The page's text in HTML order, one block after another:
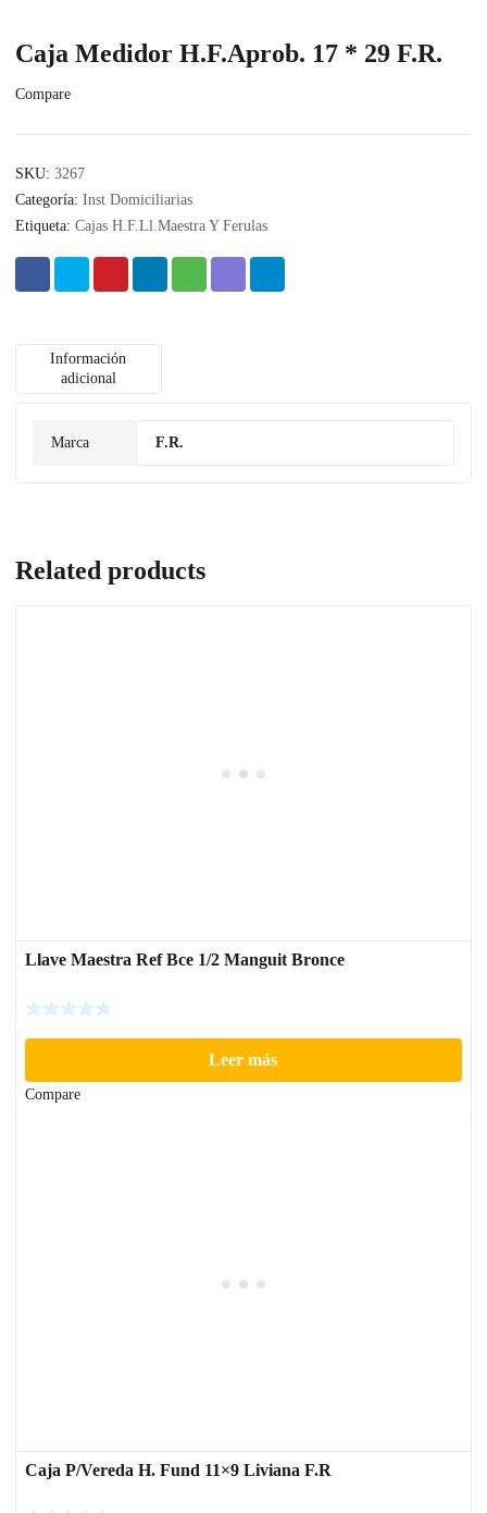
Caja Medidor H.F.Aprob. 17 * 29 F.R.
Compare
SKU: 3267
Categoría: Inst Domiciliarias
Etiqueta: Cajas H.F.Ll.Maestra Y Ferulas
Información
adicional
Marca F.R.
Related products
Llave Maestra Ref Bce 1/2 Manguit Bronce
Leer más
Compare
Caja P/Vereda H. Fund 11×9 Liviana F.R